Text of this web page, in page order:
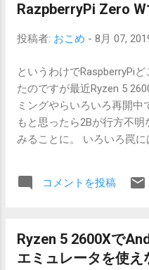
/usr/share/tomcat9 が
られ、サーバもtomcat権限
ドを設定してはいけません
触れません。
イズすることで、いろいろ
す。/etc/tomcat9 にリンク
8080なので、conf/
service tomcat9 start #
のかな。 Webはオートデ
ループをtomcatにして書き
と、管理も楽かもしれませ
RazpberryPi Zero
投稿者: おこめ - 8月 07,
というわけでRaspberryPi
たのですが最近Ryzen 5
ミングやらいろいろ再開中
もと思ったら2Bが行方不
みることに。 いろいろ罠に
Speed Class 1、A1対応)
る電源 PuTTYとWinSCPで
本体の選択、初心者はでき
コメントを投稿
Ryzen 5 2600Xで
エミュレータを使